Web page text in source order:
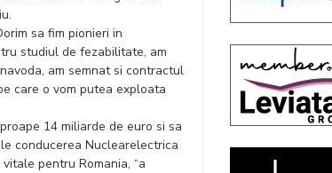
sa fim pionieri in
studiul de fezabilitate, am
am semnat si contractul
care o vom putea exploata
14 miliarde de euro si sa
conducerea Nuclearelectrica
pentru Romania, “a